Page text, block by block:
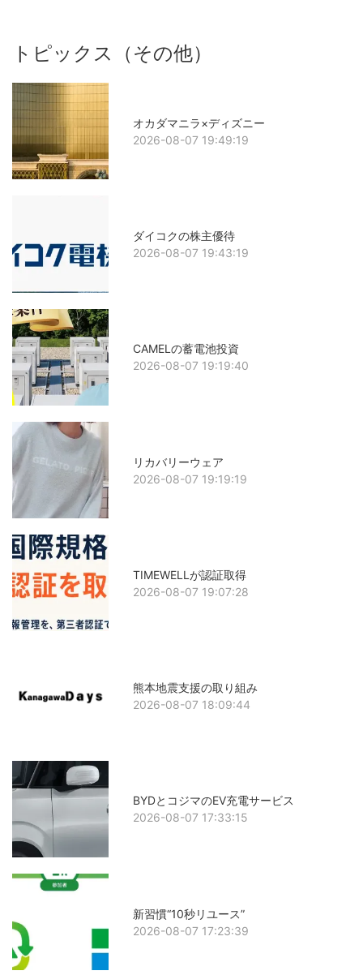
トピックス（その他）
オカダマニラ×ディズニー
2026-08-07 19:49:19
ダイコクの株主優待
2026-08-07 19:43:19
CAMELの蓄電池投資
2026-08-07 19:19:40
リカバリーウェア
2026-08-07 19:19:19
TIMEWELLが認証取得
2026-08-07 19:07:28
熊本地震支援の取り組み
2026-08-07 18:09:44
BYDとコジマのEV充電サービス
2026-08-07 17:33:15
新習慣“10秒リユース”
2026-08-07 17:23:39